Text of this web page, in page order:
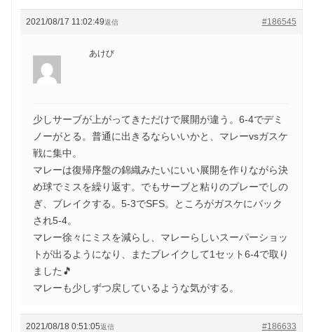
2021/08/17 11:02:49 #186545
返信
あけび
少しサーブが上がってきただけで展開が違う。6-4でデミ
ノーがとる。普通に出きるならいいかと、マレーvsガスケ
戦に集中。
マレーは復帰序盤の錦織みたいにいい展開を作りながら決
め球でミスを繰り返す。でもサーブと粘りのプレーでしの
ぎ、ブレイクする。5-3でSFS。ところがガスケにバック
され5-4。
マレー徐々にミスを減らし、マレーらしいスーパーショッ
トが出るようになり、またブレイクして1セット6-4で取り
ました🎵
マレーも少しずつ戻しているような気がする。
2021/08/18 0:51:05 #186633
返信